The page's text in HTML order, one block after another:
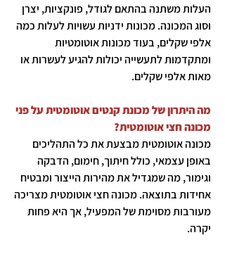
העלות משתנה בהתאם לגודל, פונקציות, יצרן
וסוג המכונה. מכונות ידניות עשויות לעלות כמה
אלפי שקלים, בעוד מכונות אוטומטיות
ומתקדמות לתעשייה יכולות להגיע לעשרות או
מאות אלפי שקלים.
מה היתרון של מכונת קנטים אוטומטית על פני
מכונה חצי אוטומטית?
מכונה אוטומטית מבצעת את כל התהליכים
באופן עצמאי, כולל חיתוך, חימום, הדבקה
וגימור, מה שמגדיל את מהירות הייצור ומבטיח
אחידות בתוצאה. מכונה חצי אוטומטית מצריכה
מעורבות מסוימת של המפעיל, אך היא פחות
יקרה.